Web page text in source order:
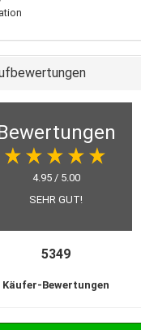
4.95 / 5.00
SEHR GUT!
5349
Käufer-Bewertungen